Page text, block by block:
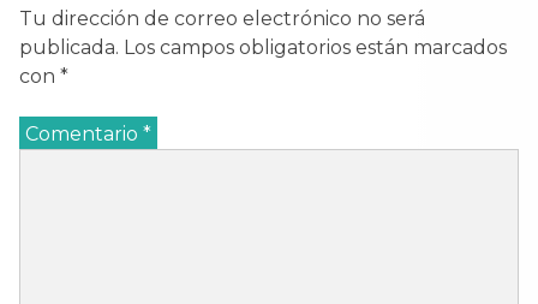
Tu dirección de correo electrónico no será
publicada. Los campos obligatorios están marcados
con *
Comentario *